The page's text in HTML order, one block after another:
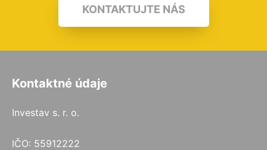
KONTAKTUJTE NÁS
Kontaktné údaje
Investav s. r. o.
IČO: 55912222